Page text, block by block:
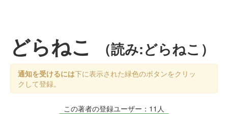
どらねこ （読み:どらねこ）
通知を受けるには下に表示された緑色のボタンをクリッ
クして登録。
この著者の登録ユーザー：11人